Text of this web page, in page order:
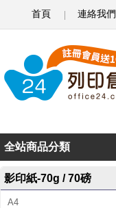
首頁 連絡我們
n
n
M
A
X
全站商品分類
影印紙-70g / 70磅
A4